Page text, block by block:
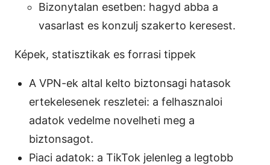
Bizonytalan esetben: hagyd abba a
vasarlast es konzulj szakerto keresest.
Képek, statisztikak es forrasi tippek
A VPN-ek altal kelto biztonsagi hatasok
ertekelesenek reszletei: a felhasznaloi
adatok vedelme novelheti meg a
biztonsagot.
Piaci adatok: a TikTok jelenleg a legtobb